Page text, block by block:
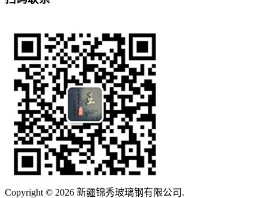
Copyright © 2026 新疆锦秀玻璃钢有限公司.